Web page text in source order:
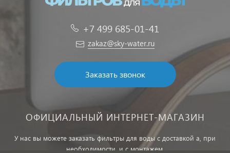
+7 499 685-01-41
zakaz@sky-water.ru
Заказать звонок
ОФИЦИАЛЬНЫЙ ИНТЕРНЕТ-МАГАЗИН
У нас вы можете заказать фильтры для воды с доставкой а, при
необходимости, и с монтажем.